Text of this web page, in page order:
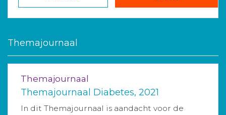
Themajournaal
Themajournaal
Themajournaal Diabetes, 2021
In dit Themajournaal is aandacht voor de